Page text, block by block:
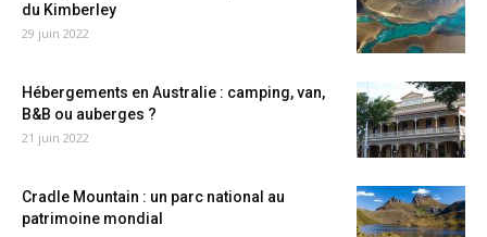
du Kimberley
29 juin 2022
Hébergements en Australie : camping, van,
B&B ou auberges ?
21 juin 2022
Cradle Mountain : un parc national au
patrimoine mondial